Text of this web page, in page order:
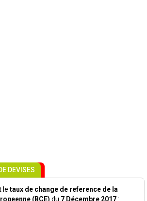
DEVISES
le taux de change de reference de la
(BCE) du 7 Décembre 2017: